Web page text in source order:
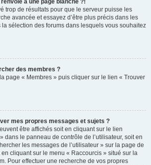
à une page blanche ?!
trop de résultats pour que le serveur puisse les
avancée et essayez d’être plus précis dans les
sélection des forums dans lesquels vous souhaitez
des membres ?
page « Membres » puis cliquer sur le lien « Trouver
mes propres messages et sujets ?
être affichés soit en cliquant sur le lien
dans le panneau de contrôle de l’utilisateur, soit en
les messages de l’utilisateur » sur la page de
cliquant sur le menu « Raccourcis » situé sur la
Pour effectuer une recherche de vos propres